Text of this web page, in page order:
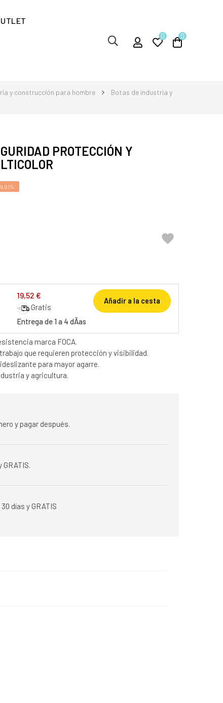
0 0
y construcción para hombre
Botas de industria y
PROTECCIÓN Y

19,52 €
Gratis
Entrega de 1 a 4 dÃ­as
Añadir a la cesta
marca FOCA.
que requieren protección y visibilidad.
para mayor agarre.
y agricultura.
y pagar después.
días y GRATIS